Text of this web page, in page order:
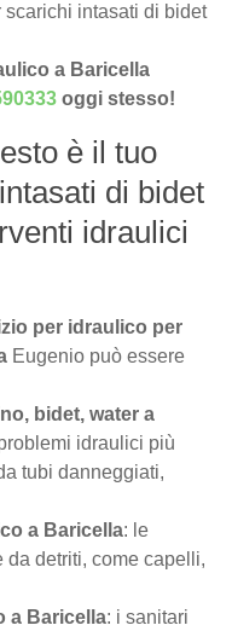
intasati di bidet
a Baricella
oggi stesso!
è il tuo
di bidet
idraulici
per idraulico per
Eugenio può essere
bidet, water a
idraulici più
tubi danneggiati,
a Baricella: le
da detriti, come capelli,
a Baricella: i sanitari